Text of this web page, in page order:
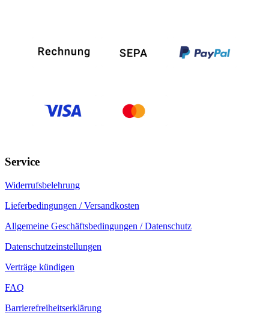
Service
Widerrufsbelehrung
Lieferbedingungen / Versandkosten
Allgemeine Geschäftsbedingungen / Datenschutz
Datenschutzeinstellungen
Verträge kündigen
FAQ
Barrierefreiheitserklärung